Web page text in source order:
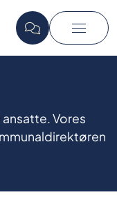
Vores